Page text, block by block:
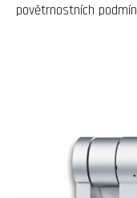
povětrnostních